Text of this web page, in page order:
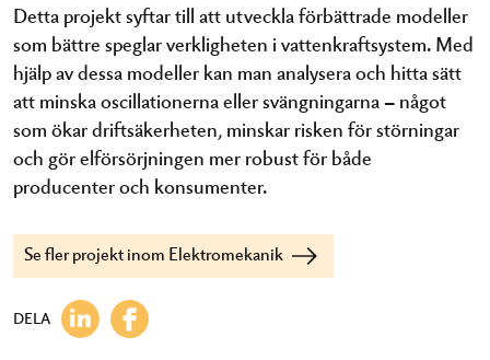
Detta projekt syftar till att utveckla förbättrade modeller
som bättre speglar verkligheten i vattenkraftsystem. Med
hjälp av dessa modeller kan man analysera och hitta sätt
att minska oscillationerna eller svängningarna – något
som ökar driftsäkerheten, minskar risken för störningar
och gör elförsörjningen mer robust för både
producenter och konsumenter.
Se fler projekt inom Elektromekanik
DELA